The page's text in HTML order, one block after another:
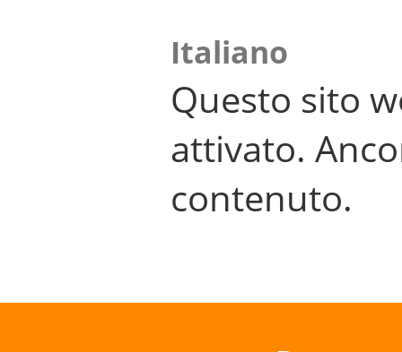
Italiano
Questo sito
attivato.
contenuto.